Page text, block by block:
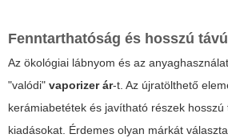
Fenntarthatóság és hosszú
Az ökológiai lábnyom és az
"valódi" vaporizer ár-t. Az újratölthető
kerámiabetétek és javítható részek hosszú
kiadásokat. Érdemes olyan márkát